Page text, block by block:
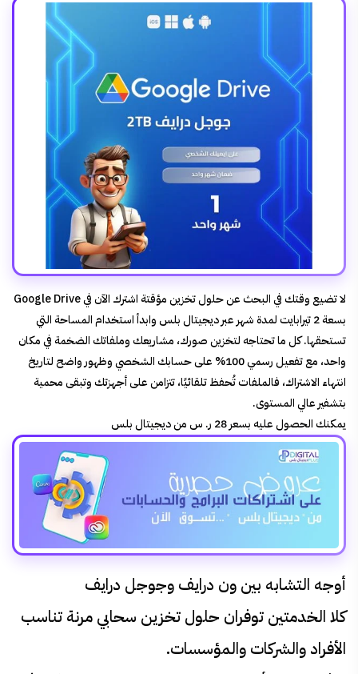
لا تضيع وقتك في البحث عن حلول تخزين مؤقتة اشترك الآن في Google Drive
بسعة 2 تيرابايت لمدة شهر عبر ديجيتال بلس وابدأ استخدام المساحة التي
تستحقها. كل ما تحتاجه لتخزين صورك، مشاريعك وملفاتك الضخمة في مكان
واحد، مع تفعيل رسمي 100% على حسابك الشخصي وظهور واضح لتاريخ
انتهاء الاشتراك، فالملفات تُحفظ تلقائيًا، تتزامن على أجهزتك وتبقى محمية
بتشفير عالي المستوى.
يمكنك الحصول عليه بسعر 28 ر. س من ديجيتال بلس
أوجه التشابه بين ون درايف وجوجل درايف
كلا الخدمتين توفران حلول تخزين سحابي مرنة تناسب
الأفراد والشركات والمؤسسات.